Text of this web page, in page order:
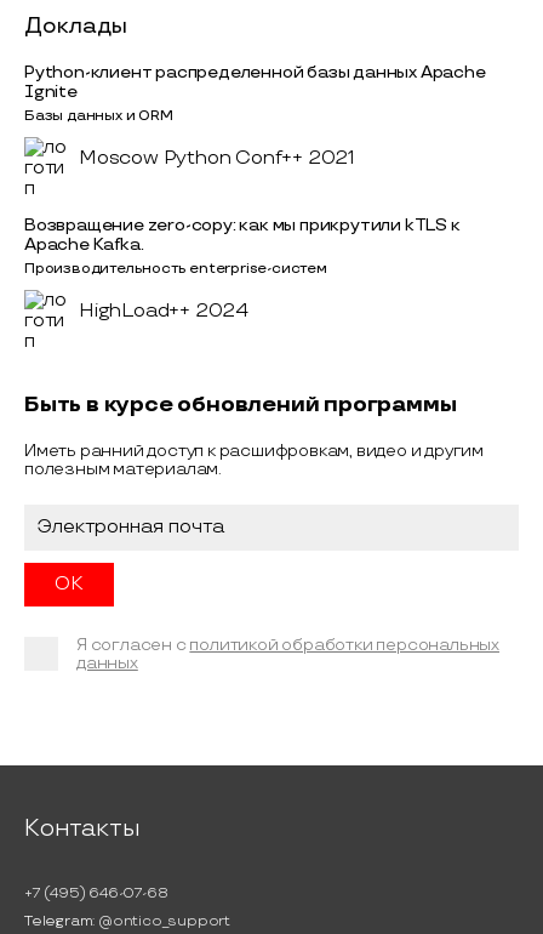
Доклады
Python-клиент распределенной базы данных Apache
Ignite
Базы данных и ORM
Moscow Python Conf++ 2021
Возвращение zero-copy: как мы прикрутили kTLS к
Apache Kafka.
Производительность enterprise-систем
HighLoad++ 2024
Быть в курсе обновлений программы
Иметь ранний доступ к расшифровкам, видео и другим
полезным материалам.
Я согласен с политикой обработки персональных
данных
Контакты
+7 (495) 646-07-68
Telegram: @ontico_support